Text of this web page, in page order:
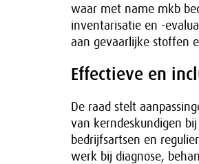
waar met name mkb
inventarisatie en -
aan gevaarlijke stoffen
Effectieve en
De raad stelt
van kerndeskundigen
bedrijfsartsen en
werk bij diagnose,